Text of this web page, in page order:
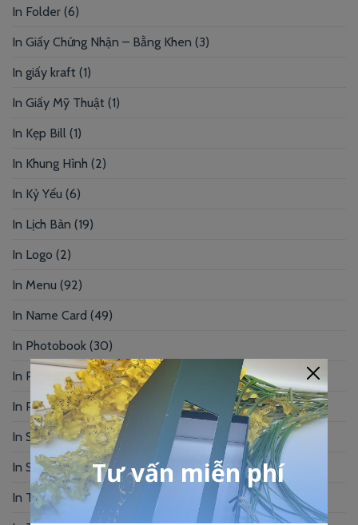
In Folder (6)
In Giấy Chứng Nhận – Bằng Khen (3)
In giấy kraft (1)
In Giấy Mỹ Thuật (1)
In Kẹp Bill (1)
In Khung Hình (2)
In Kỷ Yếu (6)
In Lịch Bàn (19)
In Logo (2)
In Menu (92)
In Name Card (49)
In Photobook (30)
In Postcard(1)
In Profile(1)
In Sổ Tay(2)
In Standee – PP(2)
In Tag Treo(7)